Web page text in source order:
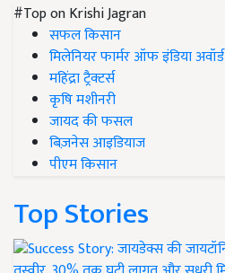
#Top on Krishi Jagran
सफल किसान
मिलेनियर फार्मर ऑफ इंडिया अवॉर्ड
महिंद्रा ट्रैक्टर्स
कृषि मशीनरी
जायद की फसल
बिज़नेस आइडियाज
पीएम किसान
Top Stories